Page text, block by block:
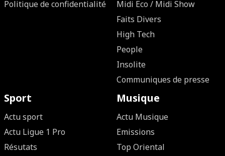
Politique de confidentialité
Midi Eco / Midi Show
Faits Divers
High Tech
People
Insolite
Communiques de presse
Sport
Actu sport
Actu Ligue 1 Pro
Résutats
Musique
Actu Musique
Emissions
Top Oriental